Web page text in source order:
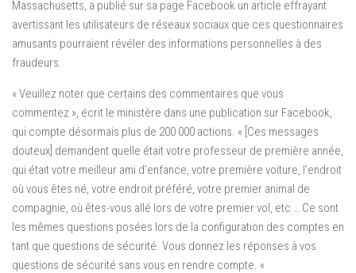
Massachusetts, a publié sur sa page Facebook un article effrayant
avertissant les utilisateurs de réseaux sociaux que ces questionnaires
amusants pourraient révéler des informations personnelles à des
fraudeurs.
« Veuillez noter que certains des commentaires que vous
commentez », écrit le ministère dans une publication sur Facebook,
qui compte désormais plus de 200 000 actions. « [Ces messages
douteux] demandent quelle était votre professeur de première année,
qui était votre meilleur ami d’enfance, votre première voiture, l’endroit
où vous êtes né, votre endroit préféré, votre premier animal de
compagnie, où êtes-vous allé lors de votre premier vol, etc … Ce sont
les mêmes questions posées lors de la configuration des comptes en
tant que questions de sécurité. Vous donnez les réponses à vos
questions de sécurité sans vous en rendre compte. «